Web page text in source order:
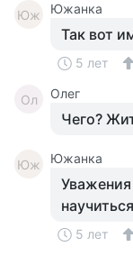
Юж Южанка
Так вот
5 лет
Ол Олег
Чего?
Юж Южанка
Уважения
5 лет